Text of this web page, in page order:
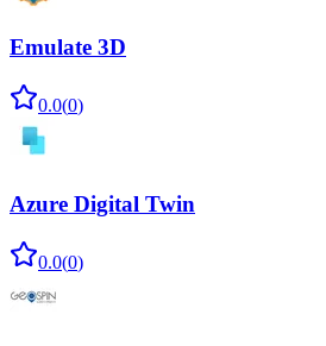
Emulate 3D
0.0(0)
Azure Digital Twin
0.0(0)